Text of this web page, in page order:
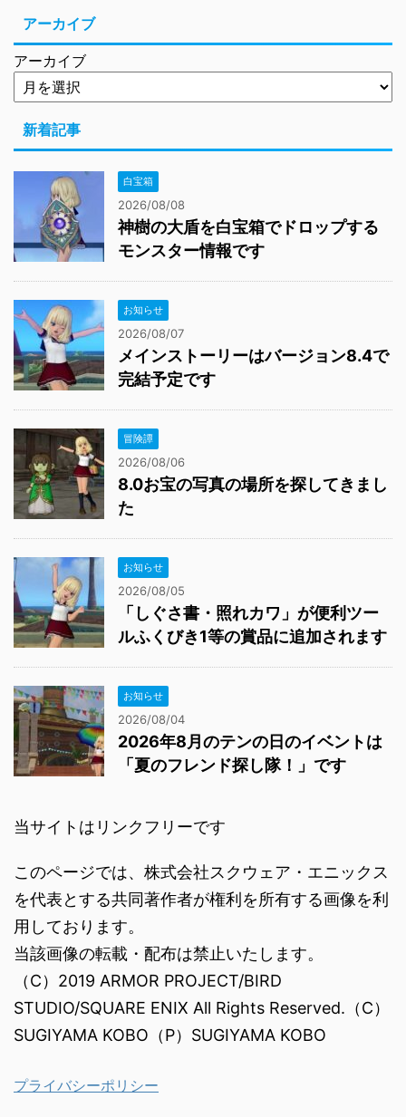
アーカイブ
アーカイブ
新着記事
白宝箱
2026/08/08
神樹の大盾を白宝箱でドロップする
モンスター情報です
お知らせ
2026/08/07
メインストーリーはバージョン8.4で
完結予定です
冒険譚
2026/08/06
8.0お宝の写真の場所を探してきまし
た
お知らせ
2026/08/05
「しぐさ書・照れカワ」が便利ツー
ルふくびき1等の賞品に追加されます
お知らせ
2026/08/04
2026年8月のテンの日のイベントは
「夏のフレンド探し隊！」です
当サイトはリンクフリーです
このページでは、株式会社スクウェア・エニックス
を代表とする共同著作者が権利を所有する画像を利
用しております。
当該画像の転載・配布は禁止いたします。
（C）2019 ARMOR PROJECT/BIRD
STUDIO/SQUARE ENIX All Rights Reserved.（C）
SUGIYAMA KOBO（P）SUGIYAMA KOBO
プライバシーポリシー